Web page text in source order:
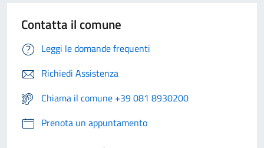
Contatta il comune
Leggi le domande frequenti
Richiedi Assistenza
Chiama il comune +39 081 8930200
Prenota un appuntamento